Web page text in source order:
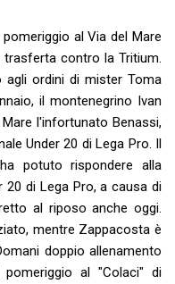
al Via del Mare
contro la Tritium.
ordini di mister Toma
il montenegrino Ivan
l'infortunato Benassi,
Under 20 di Lega Pro. Il
potuto rispondere alla
20 di Lega Pro, a causa di
al riposo anche oggi.
mentre Zappacosta è
doppio allenamento
al "Colaci" di